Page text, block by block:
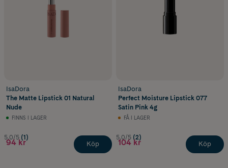
IsaDora
The Matte Lipstick 01 Natural
Nude
FINNS I LAGER
5.0/5 (1)
94 kr Köp
IsaDora
Perfect Moisture Lipstick 077
Satin Pink 4g
FÅ I LAGER
5.0/5 (2)
104 kr Köp